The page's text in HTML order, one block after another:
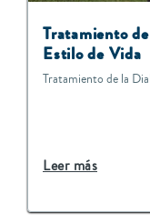
Tratamiento
Estilo de Vida
Tratamiento de la
Leer más